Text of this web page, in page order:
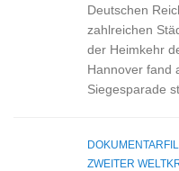
Deutschen
zahlreichen
der Heimkehr
Hannover fand
Siegesparade
ZWEITER